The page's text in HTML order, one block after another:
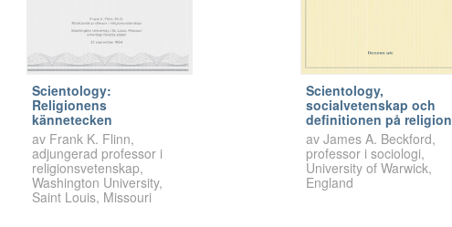
Scientology:
Religionens
kännetecken
av Frank K. Flinn,
adjungerad professor i
religionsvetenskap,
Washington University,
Saint Louis, Missouri
Scientology,
socialvetenskap och
definitionen på religion
av James A. Beckford,
professor i sociologi,
University of Warwick,
England